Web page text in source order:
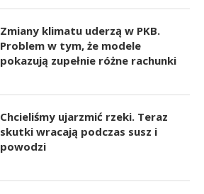
Zmiany klimatu uderzą w PKB.
Problem w tym, że modele
pokazują zupełnie różne rachunki
Chcieliśmy ujarzmić rzeki. Teraz
skutki wracają podczas susz i
powodzi